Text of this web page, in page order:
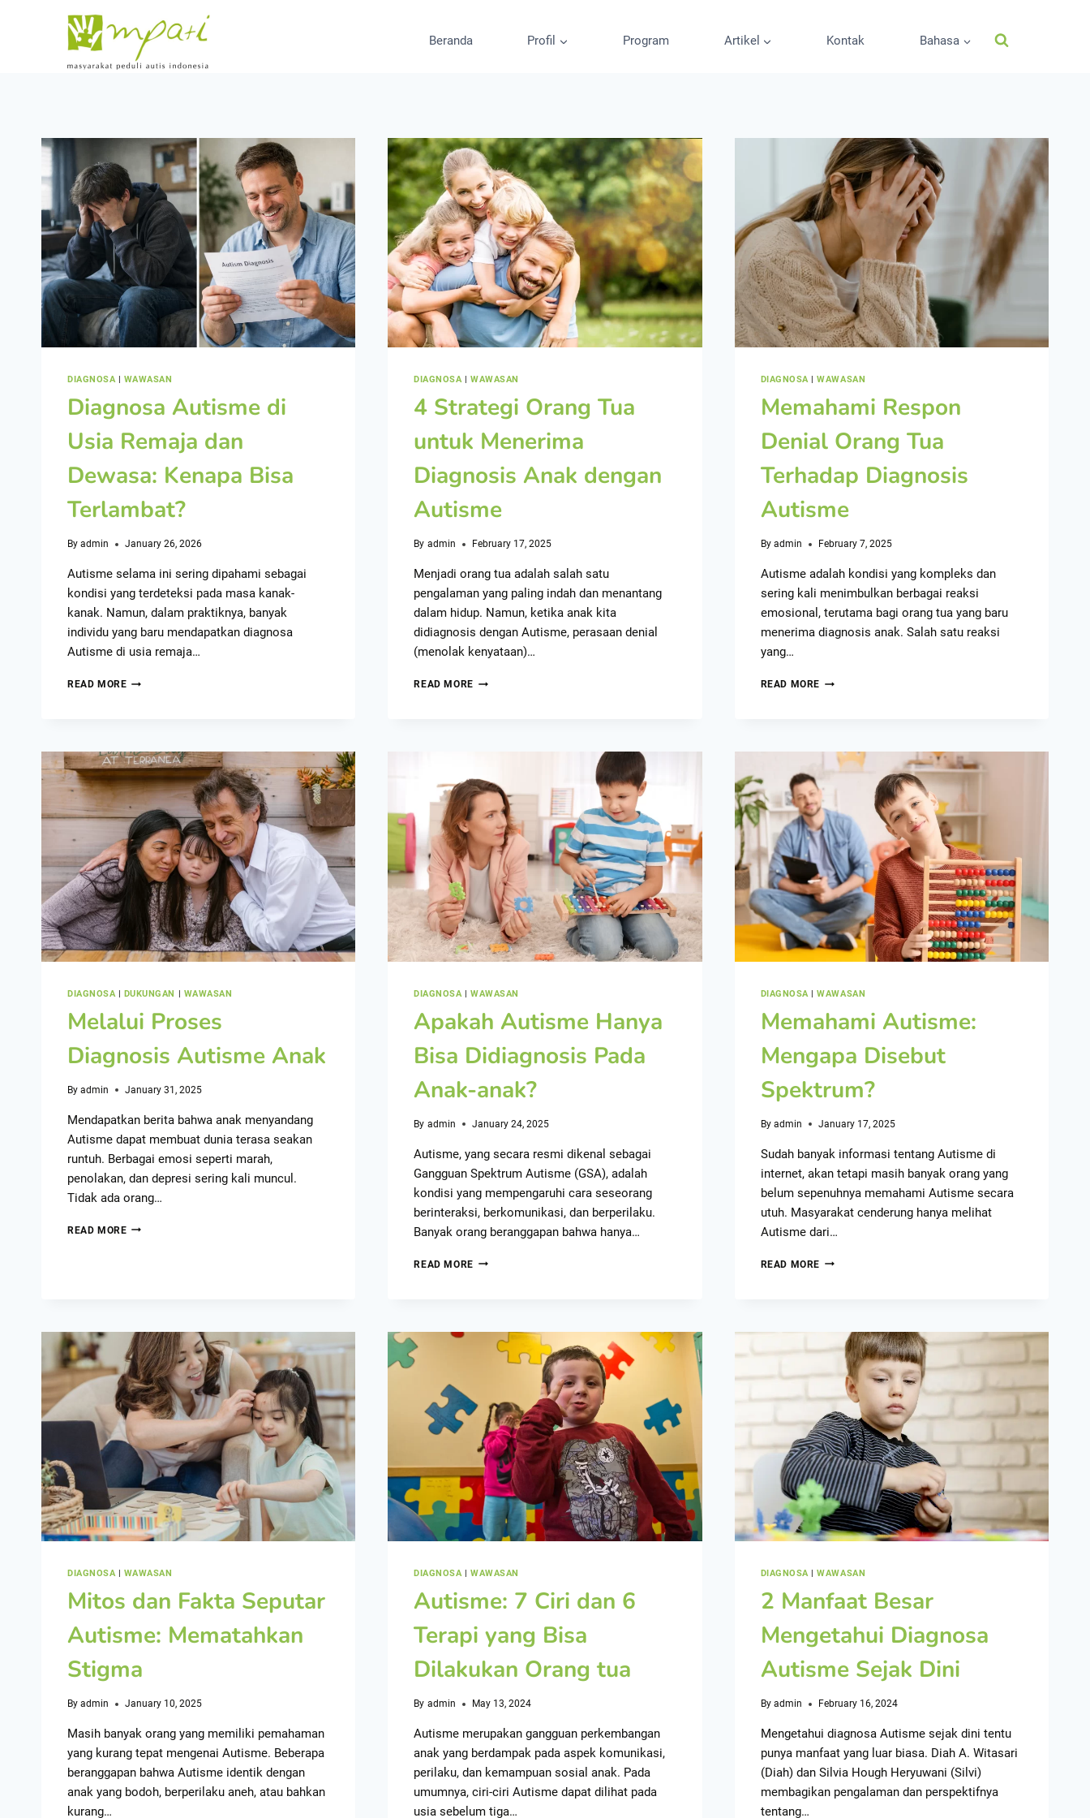
Beranda Profil Program Artikel Kontak Bahasa
DIAGNOSA| WAWASAN
Diagnosa Autisme di
Usia Remaja dan
Dewasa: Kenapa Bisa
Terlambat?
By admin January 26, 2026
Autisme selama ini sering dipahami sebagai
kondisi yang terdeteksi pada masa kanak-
kanak. Namun, dalam praktiknya, banyak
individu yang baru mendapatkan diagnosa
Autisme di usia remaja…
READ MORE
DIAGNOSA|WAWASAN
4 Strategi Orang Tua
untuk Menerima
Diagnosis Anak dengan
Autisme
By admin February 17, 2025
Menjadi orang tua adalah salah satu
pengalaman yang paling indah dan menantang
dalam hidup. Namun, ketika anak kita
didiagnosis dengan Autisme, perasaan denial
(menolak kenyataan)…
READ MORE
DIAGNOSA|WAWASAN
Memahami Respon
Denial Orang Tua
Terhadap Diagnosis
Autisme
By admin February 7, 2025
Autisme adalah kondisi yang kompleks dan
sering kali menimbulkan berbagai reaksi
emosional, terutama bagi orang tua yang baru
menerima diagnosis anak. Salah satu reaksi
yang…
READ MORE
DIAGNOSA| DUKUNGAN | WAWASAN
Melalui Proses
Diagnosis Autisme Anak
By admin January 31, 2025
Mendapatkan berita bahwa anak menyandang
Autisme dapat membuat dunia terasa seakan
runtuh. Berbagai emosi seperti marah,
penolakan, dan depresi sering kali muncul.
Tidak ada orang…
READ MORE
DIAGNOSA|WAWASAN
Apakah Autisme Hanya
Bisa Didiagnosis Pada
Anak-anak?
By admin January 24, 2025
Autisme, yang secara resmi dikenal sebagai
Gangguan Spektrum Autisme (GSA), adalah
kondisi yang mempengaruhi cara seseorang
berinteraksi, berkomunikasi, dan berperilaku.
Banyak orang beranggapan bahwa hanya…
READ MORE
DIAGNOSA|WAWASAN
Memahami Autisme:
Mengapa Disebut
Spektrum?
By admin January 17, 2025
Sudah banyak informasi tentang Autisme di
internet, akan tetapi masih banyak orang yang
belum sepenuhnya memahami Autisme secara
utuh. Masyarakat cenderung hanya melihat
Autisme dari…
READ MORE
DIAGNOSA| WAWASAN
Mitos dan Fakta Seputar
Autisme: Mematahkan
Stigma
By admin January 10, 2025
Masih banyak orang yang memiliki pemahaman
yang kurang tepat mengenai Autisme. Beberapa
beranggapan bahwa Autisme identik dengan
anak yang bodoh, berperilaku aneh, atau bahkan
kurang…
DIAGNOSA|WAWASAN
Autisme: 7 Ciri dan 6
Terapi yang Bisa
Dilakukan Orang tua
By admin May 13, 2024
Autisme merupakan gangguan perkembangan
anak yang berdampak pada aspek komunikasi,
perilaku, dan kemampuan sosial anak. Pada
umumnya, ciri-ciri Autisme dapat dilihat pada
usia sebelum tiga…
DIAGNOSA|WAWASAN
2 Manfaat Besar
Mengetahui Diagnosa
Autisme Sejak Dini
By admin February 16, 2024
Mengetahui diagnosa Autisme sejak dini tentu
punya manfaat yang luar biasa. Diah A. Witasari
(Diah) dan Silvia Hough Heryuwani (Silvi)
membagikan pengalaman dan perspektifnya
tentang…